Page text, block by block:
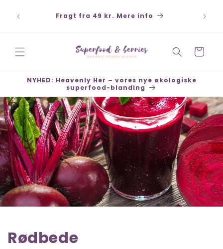
indholdPayPal - Hurtige leveringer - Åbent køb 30
Indkøbskurv
NYHED: Heavenly Her – vores nye økologiske
superfood-blanding
Rødbede